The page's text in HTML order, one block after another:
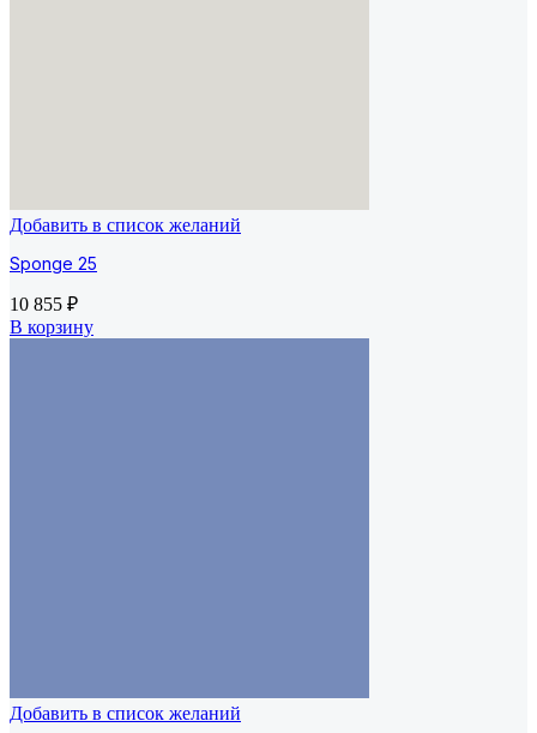
Добавить в список желаний
Sponge 25
10 855 ₽
В корзину
Добавить в список желаний